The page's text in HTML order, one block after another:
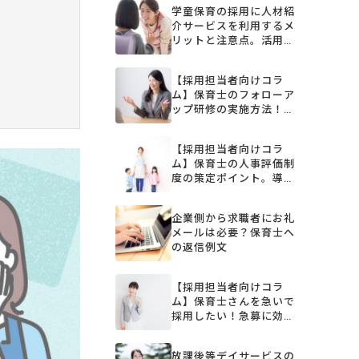
学童保育の採用に人材紹
介サービスを利用するメ
リットと注意点。活用す
【採用担当者向けコラ
ム】保育士のフォローア
ップ研修の実施方法！目
【採用担当者向けコラ
ム】保育士の人事評価制
度の策定ポイント。導入
企業側から求職者にお礼
メールは必要？保育士へ
の返信例文
【採用担当者向けコラ
ム】保育士さんを急いで
採用したい！急募に効果
放課後等デイサービスの